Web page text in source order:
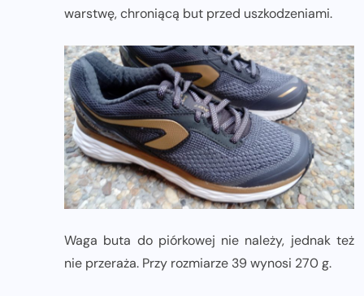
warstwę, chroniącą but przed uszkodzeniami.
Waga buta do piórkowej nie należy, jednak też
nie przeraża. Przy rozmiarze 39 wynosi 270 g.